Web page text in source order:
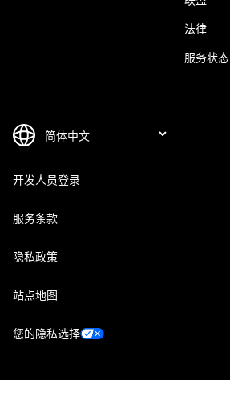
法律
服务状态
开发人员登录
服务条款
隐私政策
站点地图
您的隐私选择